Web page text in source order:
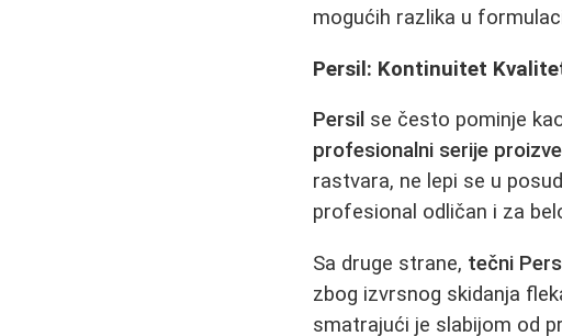
mogućih razlika u
Persil: Kontinuitet
Persil se često pominje
profesionalni serije
rastvara, ne lepi se u
profesional odličan i za
Sa druge strane, tečni
zbog izvrsnog skidanja
smatrajući je slabijom od